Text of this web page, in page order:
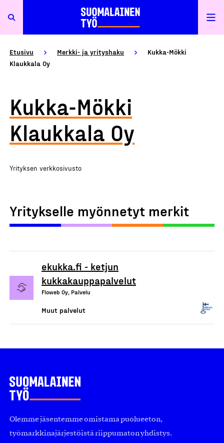
Etusivu Merkki- ja yrityshaku
Kukka-Mökki
Klaukkala Oy
Kukka-Mökki
Klaukkala Oy
Yrityksen verkkosivusto
Yritykselle myönnetyt merkit
ekukka.fi - ketjun
kukkakauppapalvelut
Floweb Oy, Palvelu
Muut palvelut
Olemme jäsentemme omistama puolueeton,
työmarkkinajärjestöistä riippumaton yhdistys.